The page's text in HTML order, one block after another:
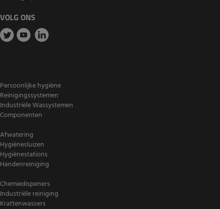
VOLG ONS
Persoonlijke hygiëne
Reinigingssystemen
Industriële Wassystemen
Componenten
Afwatering
Hygiënesluizen
Hygiënestations
Handenreiniging
Chemiedispeners
Industriële reiniging
Krattenwassers